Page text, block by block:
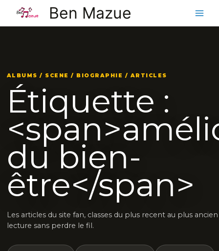
contenu
Ben Mazue
ALBUMS / SCENE / BIOGRAPHIE / ARTICLES
Étiquette :
du bien-
être</span>
Les articles du site fan, classes du plus recent au plus
lecture sans perdre le fil.